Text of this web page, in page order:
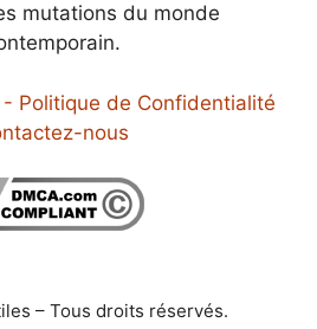
mutations du monde
Politique de Confidentialité
nous
– Tous droits réservés.